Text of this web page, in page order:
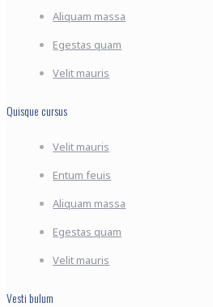
Aliquam massa
Egestas quam
Velit mauris
Quisque cursus
Velit mauris
Entum feuis
Aliquam massa
Egestas quam
Velit mauris
Vesti bulum